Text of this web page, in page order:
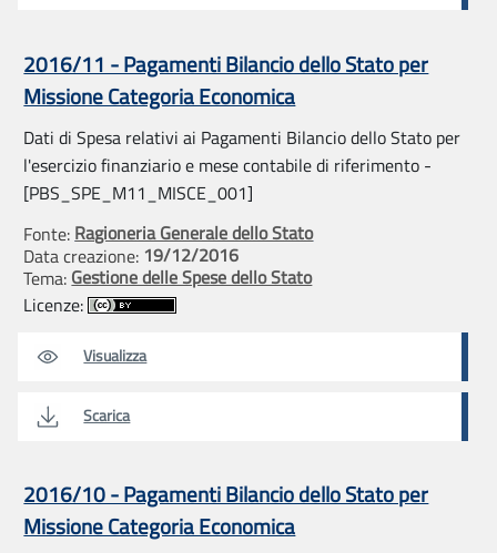
2016/11 - Pagamenti Bilancio dello Stato per
Missione Categoria Economica
Dati di Spesa relativi ai Pagamenti Bilancio dello Stato per
l'esercizio finanziario e mese contabile di riferimento -
[PBS_SPE_M11_MISCE_001]
Fonte: Ragioneria Generale dello Stato
Data creazione: 19/12/2016
Tema: Gestione delle Spese dello Stato
Licenze:
Visualizza
Scarica
2016/10 - Pagamenti Bilancio dello Stato per
Missione Categoria Economica